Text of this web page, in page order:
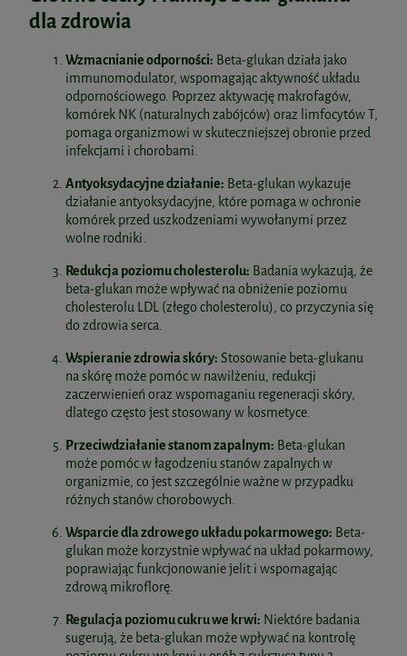
dla zdrowia
Wzmacnianie odporności: Beta-glukan działa jako
immunomodulator, wspomagając aktywność układu
odpornościowego. Poprzez aktywację makrofagów,
komórek NK (naturalnych zabójców) oraz limfocytów T,
pomaga organizmowi w skuteczniejszej obronie przed
infekcjami i chorobami.
Antyoksydacyjne działanie: Beta-glukan wykazuje
działanie antyoksydacyjne, które pomaga w ochronie
komórek przed uszkodzeniami wywołanymi przez
wolne rodniki.
Redukcja poziomu cholesterolu: Badania wykazują, że
beta-glukan może wpływać na obniżenie poziomu
cholesterolu LDL (złego cholesterolu), co przyczynia się
do zdrowia serca.
Wspieranie zdrowia skóry: Stosowanie beta-glukanu
na skórę może pomóc w nawilżeniu, redukcji
zaczerwienień oraz wspomaganiu regeneracji skóry,
dlatego często jest stosowany w kosmetyce.
Przeciwdziałanie stanom zapalnym: Beta-glukan
może pomóc w łagodzeniu stanów zapalnych w
organizmie, co jest szczególnie ważne w przypadku
różnych stanów chorobowych.
Wsparcie dla zdrowego układu pokarmowego: Beta-
glukan może korzystnie wpływać na układ pokarmowy,
poprawiając funkcjonowanie jelit i wspomagając
zdrową mikroflorę.
Regulacja poziomu cukru we krwi: Niektóre badania
sugerują, że beta-glukan może wpływać na kontrolę